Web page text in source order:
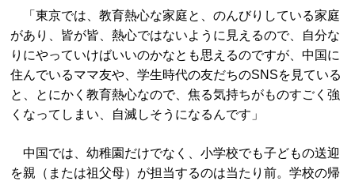
「東京では、教育熱心な家庭と、のんびりしている家庭
があり、皆が皆、熱心ではないように見えるので、自分な
りにやっていけばいいのかなとも思えるのですが、中国に
住んでいるママ友や、学生時代の友だちのSNSを見ている
と、とにかく教育熱心なので、焦る気持ちがものすごく強
くなってしまい、自滅しそうになるんです」
中国では、幼稚園だけでなく、小学校でも子どもの送迎
を親（または祖父母）が担当するのは当たり前。学校の帰